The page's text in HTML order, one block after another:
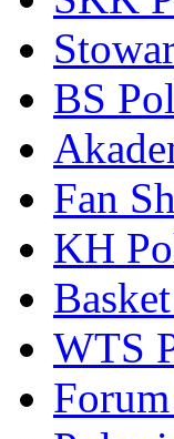
BS
Fan
KH
WTS